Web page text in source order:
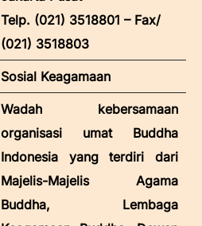
Telp. (021) 3518801 – Fax/
(021) 3518803
Sosial Keagamaan
Wadah kebersamaan
organisasi umat Buddha
Indonesia yang terdiri dari
Majelis-Majelis Agama
Buddha, Lembaga